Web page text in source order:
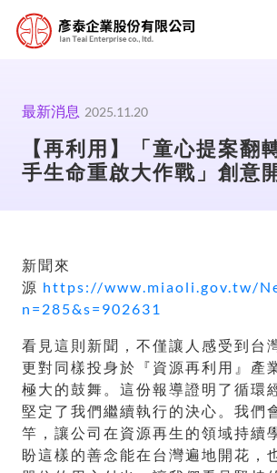
最新消息 2025.11.20
【再利用】「童心提案翻
手生命重啟大作戰」創意
新聞來
源 https://www.miaoli.gov.tw/
n=285&s=902631
看見這則新聞，不僅讓人感受到台
更對同樣投身於『資源再利用』產
極大的鼓舞。這份報導證明了循環
堅定了我們繼續執行的決心。我們
竿，讓公司在資源再生的領域持續
盼這樣的善念能在台灣遍地開花，